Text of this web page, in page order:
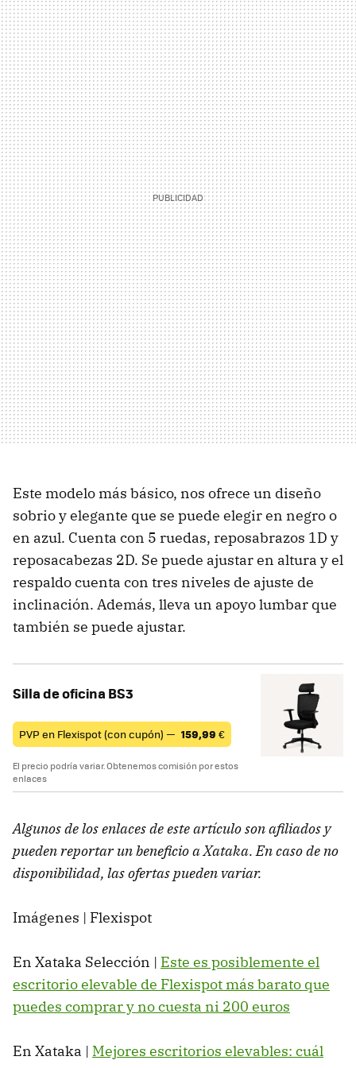
Este modelo más básico, nos ofrece un diseño
sobrio y elegante que se puede elegir en negro o
en azul. Cuenta con 5 ruedas, reposabrazos 1D y
reposacabezas 2D. Se puede ajustar en altura y el
respaldo cuenta con tres niveles de ajuste de
inclinación. Además, lleva un apoyo lumbar que
también se puede ajustar.
Silla de oficina BS3
PVP en Flexispot (con cupón) — 159,99 €
El precio podría variar. Obtenemos comisión por estos
enlaces
Algunos de los enlaces de este artículo son afiliados y
pueden reportar un beneficio a Xataka. En caso de no
disponibilidad, las ofertas pueden variar.
Imágenes | Flexispot
En Xataka Selección | Este es posiblemente el
escritorio elevable de Flexispot más barato que
puedes comprar y no cuesta ni 200 euros
En Xataka | Mejores escritorios elevables: cuál